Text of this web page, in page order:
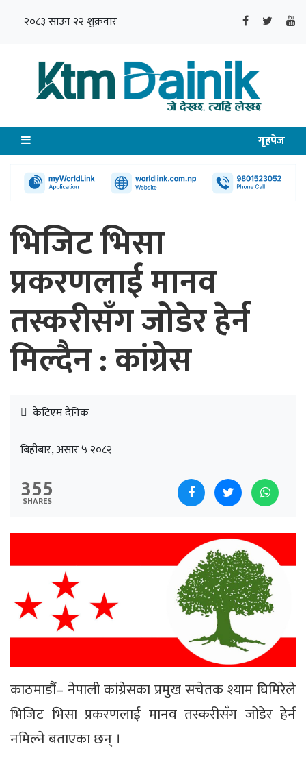
२०८३ साउन २२ शुक्रवार
गृहपेज
भिजिट भिसा
प्रकरणलाई मानव
तस्करीसँग जोडेर हेर्न
मिल्दैन : कांग्रेस
केटिएम दैनिक
बिहीबार, असार ५ २०८२
355
SHARES
काठमाडौं– नेपाली कांग्रेसका प्रमुख सचेतक श्याम घिमिरेले
भिजिट भिसा प्रकरणलाई मानव तस्करीसँग जोडेर हेर्न
नमिल्ने बताएका छन् ।